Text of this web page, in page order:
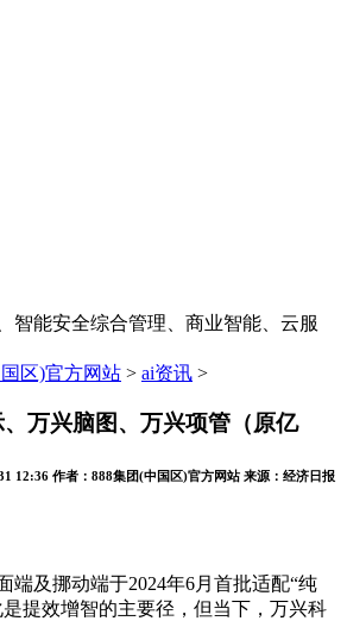
智能安全综合管理、商业智能、云服
区)官方网站 > ai资讯 >
万兴脑图、万兴项管（原亿
12:36 作者： 888集团(中国区)官方网站 来源： 经济日报
及挪动端于2024年6月首批适配“纯
提效增智的主要径，但当下，万兴科